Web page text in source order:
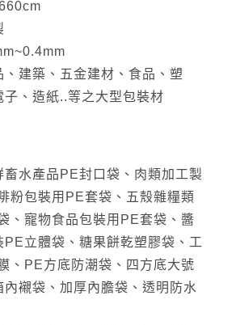
、建築、五金建材、食品、塑
子、造紙..等之大型包裝材
畜水產品PE封口袋、肉類加工製
粉包裝用PE套袋、五殼雜糧類
、寵物食品包裝用PE套袋、醬
PE立體袋、糖果餅乾塑膠袋、工
、PE方底防潮袋、四方底大號
內襯袋、加厚內膽袋、透明防水